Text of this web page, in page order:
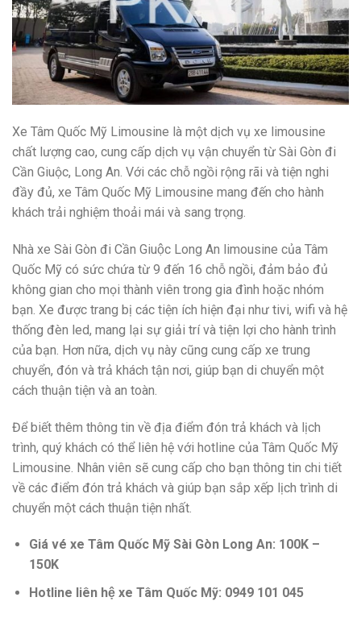
Xe Tâm Quốc Mỹ Limousine là một dịch vụ xe limousine
chất lượng cao, cung cấp dịch vụ vận chuyển từ Sài Gòn đi
Cần Giuộc, Long An. Với các chỗ ngồi rộng rãi và tiện nghi
đầy đủ, xe Tâm Quốc Mỹ Limousine mang đến cho hành
khách trải nghiệm thoải mái và sang trọng.
Nhà xe Sài Gòn đi Cần Giuộc Long An limousine của Tâm
Quốc Mỹ có sức chứa từ 9 đến 16 chỗ ngồi, đảm bảo đủ
không gian cho mọi thành viên trong gia đình hoặc nhóm
bạn. Xe được trang bị các tiện ích hiện đại như tivi, wifi và hệ
thống đèn led, mang lại sự giải trí và tiện lợi cho hành trình
của bạn. Hơn nữa, dịch vụ này cũng cung cấp xe trung
chuyển, đón và trả khách tận nơi, giúp bạn di chuyển một
cách thuận tiện và an toàn.
Để biết thêm thông tin về địa điểm đón trả khách và lịch
trình, quý khách có thể liên hệ với hotline của Tâm Quốc Mỹ
Limousine. Nhân viên sẽ cung cấp cho bạn thông tin chi tiết
về các điểm đón trả khách và giúp bạn sắp xếp lịch trình di
chuyển một cách thuận tiện nhất.
Giá vé xe Tâm Quốc Mỹ Sài Gòn Long An: 100K –
150K
Hotline liên hệ xe Tâm Quốc Mỹ: 0949 101 045